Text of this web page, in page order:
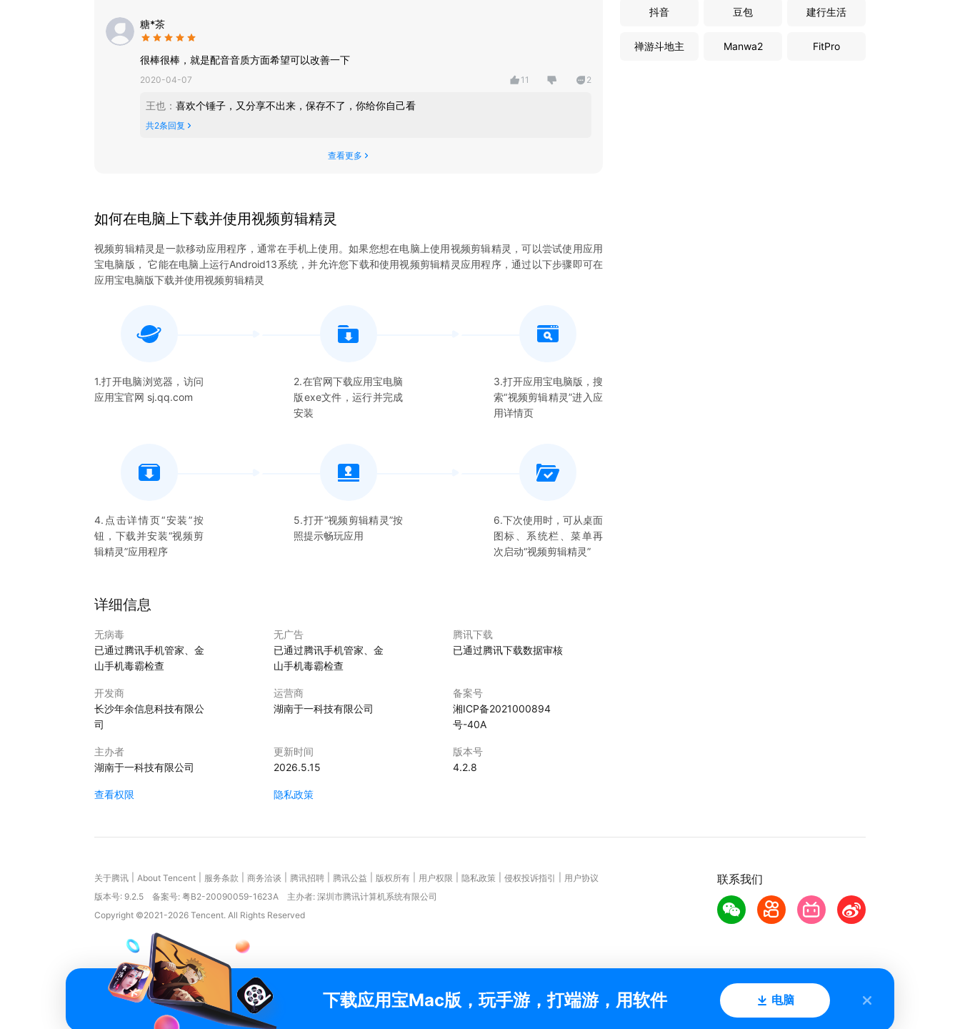
糖*茶
很棒很棒，就是配音音质方面希望可以改善一下
2020-04-07 11 2
王也 ： 喜欢个锤子，又分享不出来，保存不了，你给你自己看
共2条回复
查看更多
如何在电脑上下载并使用视频剪辑精灵
视频剪辑精灵是一款移动应用程序，通常在手机上使用。如果您想在电脑上使用视频剪辑精灵 ，可以尝试使用应用
宝电脑版， 它能在电脑上运行Android13系统，并允许您下载和使用视频剪辑精灵应用程序，通过以下步骤即可在
应用宝电脑版下载并使用视频剪辑精灵
1.打开电脑浏览器，访问
应用宝官网 sj.qq.com
2.在官网下载应用宝电脑
版exe文件，运行并完成
安装
3.打开应用宝电脑版，搜
索“视频剪辑精灵”进入应
用详情页
4.点击详情页“安装”按
钮，下载并安装“视频剪
辑精灵”应用程序
5.打开“视频剪辑精灵”按
照提示畅玩应用
6.下次使用时，可从桌面
图标、系统栏、菜单再
次启动“视频剪辑精灵”
详细信息
无病毒
已通过腾讯手机管家、金
山手机毒霸检查
无广告
已通过腾讯手机管家、金
山手机毒霸检查
腾讯下载
已通过腾讯下载数据审核
开发商
长沙年余信息科技有限公
司
运营商
湖南于一科技有限公司
备案号
湘ICP备2021000894
号-40A
主办者
湖南于一科技有限公司
更新时间
2026.5.15
版本号
4.2.8
查看权限 隐私政策
抖音 豆包 建行生活
禅游斗地主 Manwa2 FitPro
联系我们
关于腾讯 About Tencent 服务条款 商务洽谈 腾讯招聘 腾讯公益 版权所有 用户权限 隐私政策 侵权投诉指引
用户协议
版本号: 9.2.5 备案号: 粤B2-20090059-1623A
主办者: 深圳市腾讯计算机系统有限公司
Copyright ©2021-2026 Tencent. All Rights Reserved
下载应用宝Mac版，玩手游，打端游，用软件 电脑